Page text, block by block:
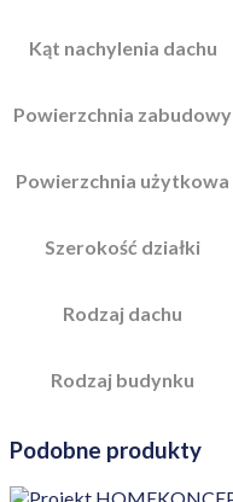
Kąt nachylenia dachu
Powierzchnia zabudowy
Powierzchnia użytkowa
Szerokość działki
Rodzaj dachu
Rodzaj budynku
Podobne produkty